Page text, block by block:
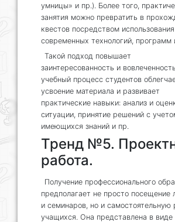
умницы» и пр.). Более того,
занятия можно превратить в
квестов посредством использования
современных технологий, программ
Такой подход повышает
заинтересованность и
учебный процесс студентов
усвоение материала и развивает
практические навыки: анализ и
ситуации, принятие решений с
имеющихся знаний и пр.
Тренд №5.
работа.
Получение профессионального
предполагает не просто посещение
и семинаров, но и самостоятельную
учащихся. Она представлена в виде